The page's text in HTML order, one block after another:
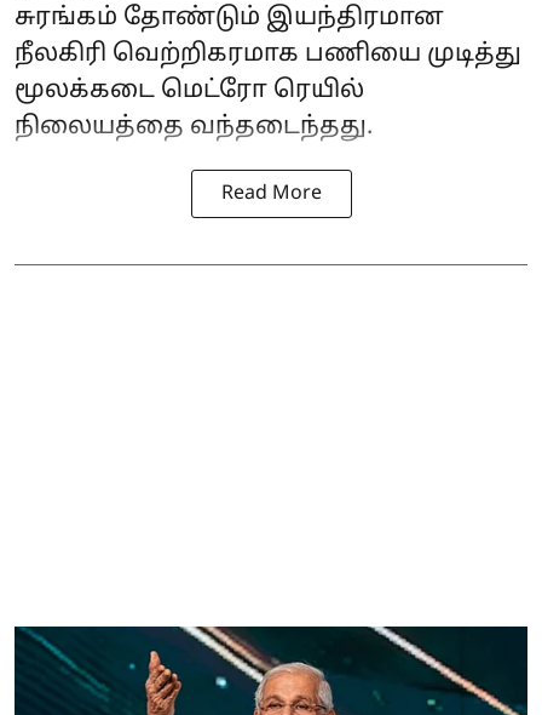
சுரங்கம் தோண்டும் இயந்திரமான
நீலகிரி வெற்றிகரமாக பணியை முடித்து
மூலக்கடை மெட்ரோ ரெயில்
நிலையத்தை வந்தடைந்தது.
Read More